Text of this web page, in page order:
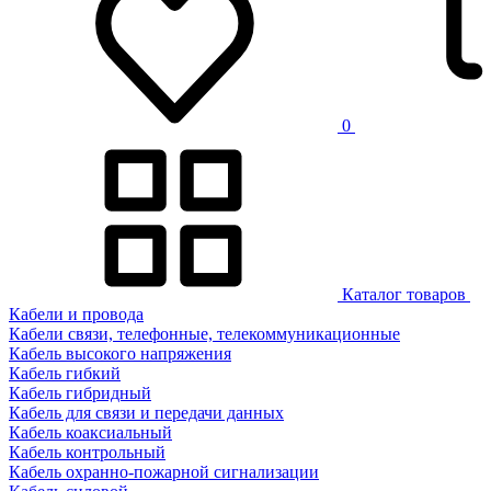
0
Каталог товаров
Кабели и провода
Кабели связи, телефонные, телекоммуникационные
Кабель высокого напряжения
Кабель гибкий
Кабель гибридный
Кабель для связи и передачи данных
Кабель коаксиальный
Кабель контрольный
Кабель охранно-пожарной сигнализации